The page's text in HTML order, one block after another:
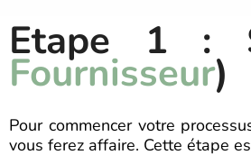
Etape 1 :
Fournisseur)
Pour commencer votre
vous ferez affaire. Cette étape